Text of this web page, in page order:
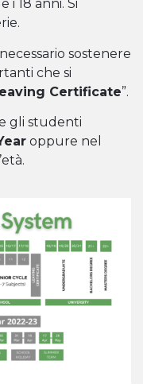
i 18 anni. Si
sostenere
che si
Certificate”.
gli studenti
oppure nel